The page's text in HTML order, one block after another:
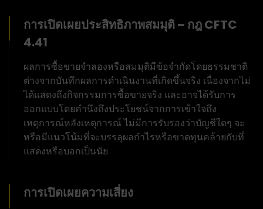
การเปิดเผยประสิทธิภาพสมมุติ – กฎ CFTC
4.41
ผลการซื้อขายจำลองหรือสมมุติมีข้อจำกัดโดยธรรมชาติ
ต่างจากบันทึกผลการดำเนินงานที่เกิดขึ้นจริง เนื่องจากไม่
ได้แสดงถึงกิจกรรมการซื้อขายจริง และอาจได้รับการ
ออกแบบโดยคำนึงถึงประโยชน์จากการเข้าใจถึง
เหตุการณ์หลังเหตุการณ์ ไม่มีการรับรองว่าบัญชีใดๆ จะ
หรือมีแนวโน้มที่จะบรรลุผลกำไรหรือขาดทุนคล้ายกับที่
แสดงหรือบอกเป็นนัย
การเปิดเผยความเสี่ยง